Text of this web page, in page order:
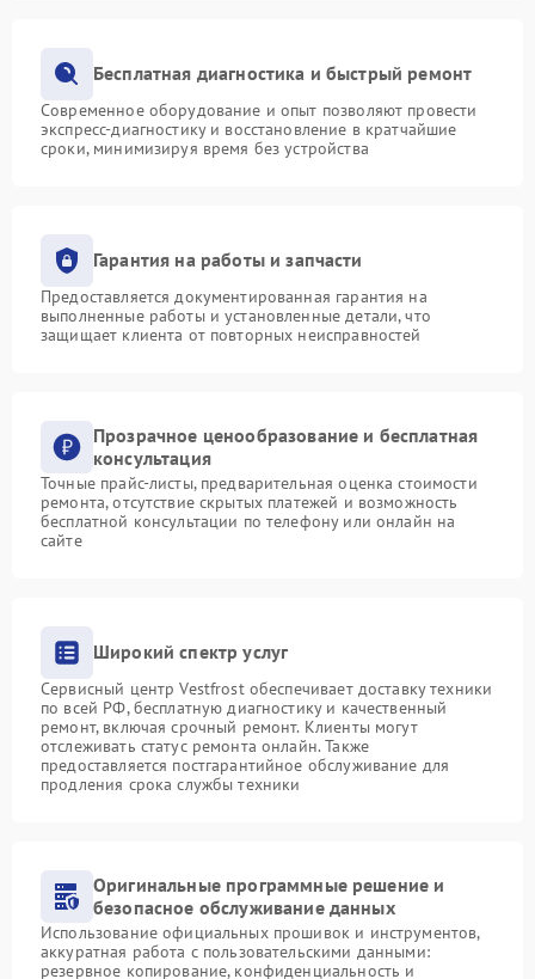
Бесплатная диагностика и быстрый ремонт
Современное оборудование и опыт позволяют провести
экспресс-диагностику и восстановление в кратчайшие
сроки, минимизируя время без устройства
Гарантия на работы и запчасти
Предоставляется документированная гарантия на
выполненные работы и установленные детали, что
защищает клиента от повторных неисправностей
Прозрачное ценообразование и бесплатная
консультация
Точные прайс-листы, предварительная оценка стоимости
ремонта, отсутствие скрытых платежей и возможность
бесплатной консультации по телефону или онлайн на
сайте
Широкий спектр услуг
Сервисный центр Vestfrost обеспечивает доставку техники
по всей РФ, бесплатную диагностику и качественный
ремонт, включая срочный ремонт. Клиенты могут
отслеживать статус ремонта онлайн. Также
предоставляется постгарантийное обслуживание для
продления срока службы техники
Оригинальные программные решение и
безопасное обслуживание данных
Использование официальных прошивок и инструментов,
аккуратная работа с пользовательскими данными:
резервное копирование, конфиденциальность и